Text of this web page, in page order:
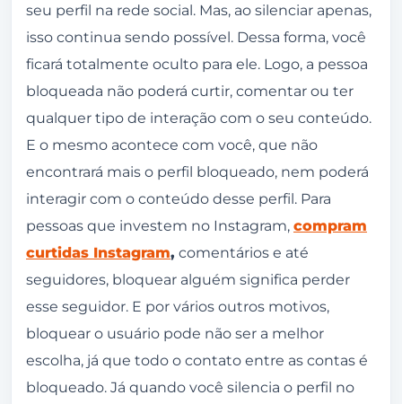
seu perfil na rede social. Mas, ao silenciar apenas,
isso continua sendo possível. Dessa forma, você
ficará totalmente oculto para ele. Logo, a pessoa
bloqueada não poderá curtir, comentar ou ter
qualquer tipo de interação com o seu conteúdo.
E o mesmo acontece com você, que não
encontrará mais o perfil bloqueado, nem poderá
interagir com o conteúdo desse perfil. Para
pessoas que investem no Instagram, compram
curtidas Instagram, comentários e até
seguidores, bloquear alguém significa perder
esse seguidor. E por vários outros motivos,
bloquear o usuário pode não ser a melhor
escolha, já que todo o contato entre as contas é
bloqueado. Já quando você silencia o perfil no